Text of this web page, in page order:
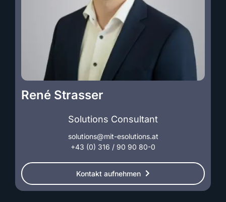
René Strasser
Solutions Consultant
solutions@mit-esolutions.at
+43 (0) 316 / 90 90 80-0
Kontakt aufnehmen